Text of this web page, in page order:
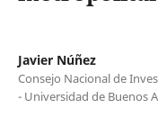
Javier Núñez
Consejo Nacional de
- Universidad de Buenos